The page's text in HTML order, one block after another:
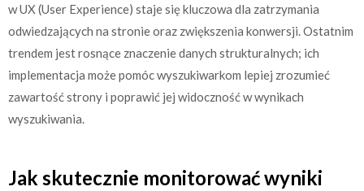
w UX (User Experience) staje się kluczowa dla zatrzymania
odwiedzających na stronie oraz zwiększenia konwersji. Ostatnim
trendem jest rosnące znaczenie danych strukturalnych; ich
implementacja może pomóc wyszukiwarkom lepiej zrozumieć
zawartość strony i poprawić jej widoczność w wynikach
wyszukiwania.
Jak skutecznie monitorować wyniki